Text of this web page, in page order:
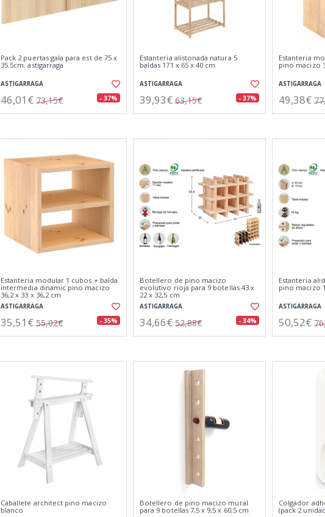
Pack 2 puertas gala para est de 75 x
35.5cm. astigarraga
ASTIGARRAGA
46,01€ 73,15€ - 37%
Estanteria alistonada natura 5
baldas 171 x 65 x 40 cm
ASTIGARRAGA
39,93€ 63,15€ - 37%
Estanteria
pino macizo
ASTIGARRAGA
49,38€
Estanteria modular 1 cubos + balda
intermedia dinamic pino macizo
36,2 x 33 x 36,2 cm
ASTIGARRAGA
35,51€ 55,02€ - 35%
Botellero de pino macizo
evolutivo rioja para 9 botellas 43 x
22 x 32,5 cm
ASTIGARRAGA
34,66€ 52,88€ - 34%
Estanteria
pino macizo
ASTIGARRAGA
50,52€
Caballete architect pino macizo
blanco
Botellero de pino macizo mural
para 9 botellas 7,5 x 9,5 x 60,5 cm
Colgador
(pack 2